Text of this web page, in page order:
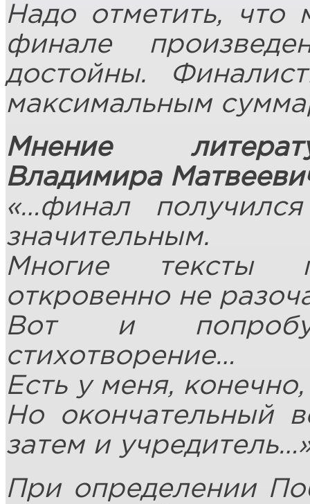
Надо отметить, что
финале
достойны.
максимальным
Мнение
Владимира
«…финал
значительным.
Многие тексты
откровенно не
Вот и
стихотворение…
Есть у меня,
Но окончательный
затем и
При определении